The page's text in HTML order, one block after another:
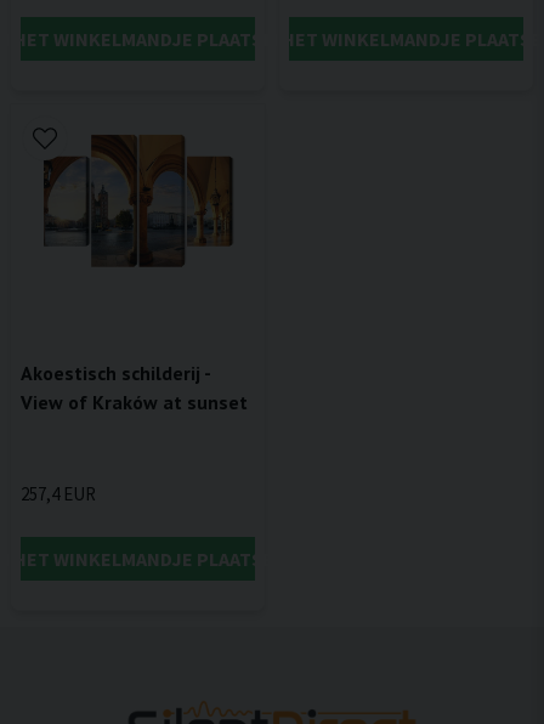
HET WINKELMANDJE PLAATSENIN HET WINKELMANDJE
Akoestisch schilderij -
View of Kraków at sunset
257,4 EUR
HET WINKELMANDJE PLAATSEN